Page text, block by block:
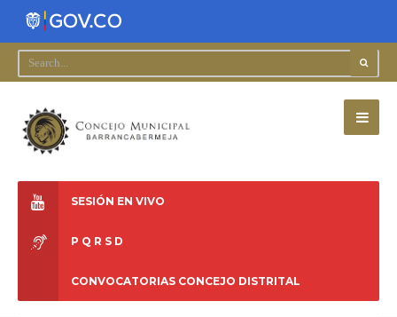
SESIÓN EN VIVO
P Q R S D
CONVOCATORIAS CONCEJO DISTRITAL